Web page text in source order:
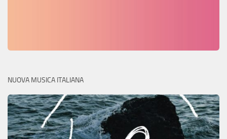
NUOVA MUSICA ITALIANA